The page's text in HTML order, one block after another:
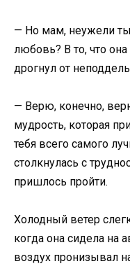
— Но мам, неужели
любовь? В то, что
дрогнул от
— Верю, конечно,
мудрость, которая
тебя всего самого
столкнулась с
пришлось пройти.
Холодный ветер
когда она сидела на
воздух пронизывал